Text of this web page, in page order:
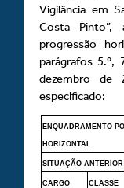
Vigilância em
Costa
progressão
parágrafos 5.º,
dezembro de
especificado:
ENQUADRAMENTO
HORIZONTAL
SITUAÇÃO ANTERIOR
CARGO CLASSE